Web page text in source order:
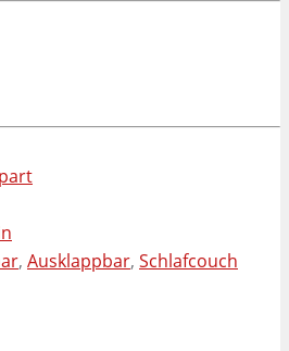
, Ausklappbar, Schlafcouch